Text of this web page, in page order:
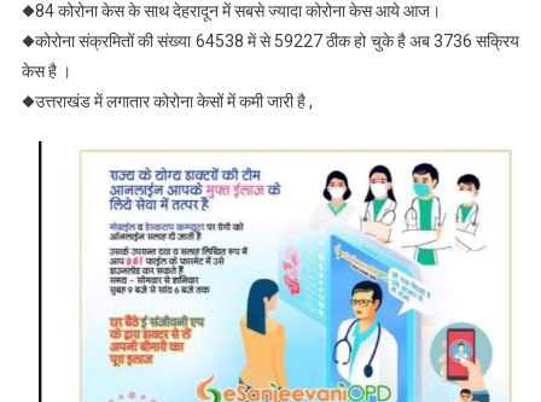
।
◆84 कोरोना केस के साथ देहरादून में सबसे ज्यादा कोरोना केस आये आज।
◆कोरोना संक्रमितों की संख्या 64538 में से 59227 ठीक हो चुके है अब 3736 सक्रिय
केस है ।
◆उत्तराखंड में लगातार कोरोना केसों में कमी जारी है ,